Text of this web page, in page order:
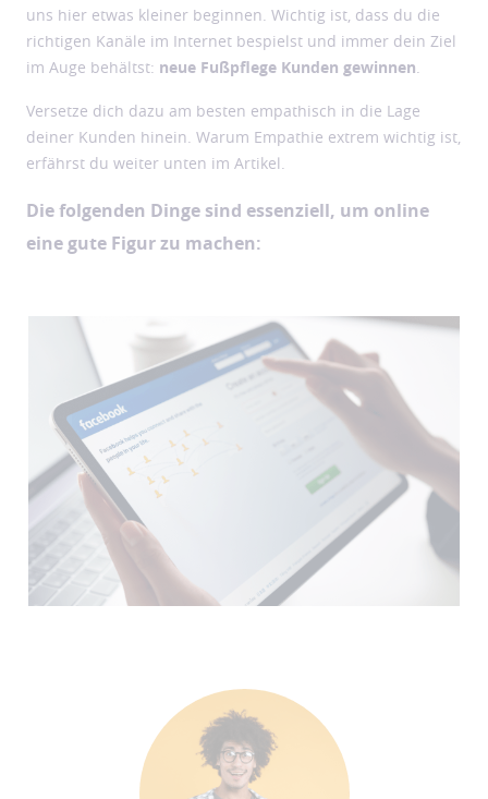
uns hier etwas kleiner beginnen. Wichtig ist, dass du die
richtigen Kanäle im Internet bespielst und immer dein Ziel
im Auge behältst: neue Fußpflege Kunden gewinnen
Versetze dich dazu am besten empathisch in die Lage
deiner Kunden hinein. Warum Empathie extrem wichtig ist,
erfährst du weiter unten im Artikel.
Die folgenden Dinge sind essenziell, um online
eine gute Figur zu machen: